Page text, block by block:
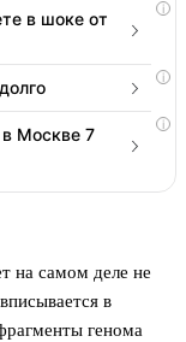
i
в шоке от
i
i
в Москве 7
на самом деле не
в
генома